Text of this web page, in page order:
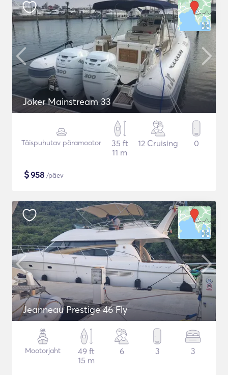
Joker Mainstream 33
Täispuhutav päramootor
35 ft
11 m
12 Cruising 0
$958 /päev
Jeanneau Prestige 46 Fly
Mootorjaht
49 ft
15 m
6 3 3